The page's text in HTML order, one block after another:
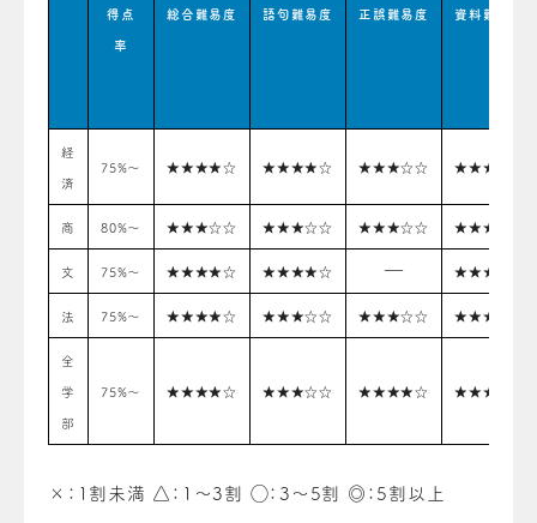
得点
率
総合難易度 語句難易度 正誤難易度 資料難易度
経
済
75%〜 ★★★★☆ ★★★★☆ ★★★☆☆ ★★★☆☆
商 80%〜 ★★★☆☆ ★★★☆☆ ★★★☆☆ ★★★☆☆
文 75%〜 ★★★★☆ ★★★★☆ ― ★★★☆☆
法 75%〜 ★★★★☆ ★★★☆☆ ★★★☆☆ ★★★☆☆
全
学
部
75%〜 ★★★★☆ ★★★☆☆ ★★★★☆ ★★★☆☆
×：1割未満 △：1〜3割 ◯：3〜5割 ◎：5割以上